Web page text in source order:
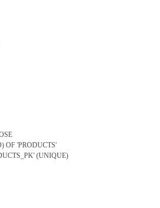
'PRODUCTS'
(UNIQUE)